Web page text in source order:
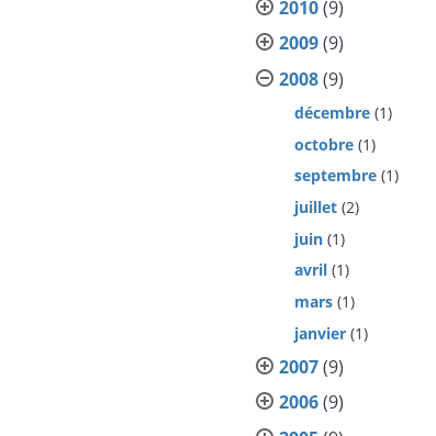
2010(9)
2009(9)
2008(9)
décembre (1)
octobre (1)
septembre (1)
juillet (2)
juin (1)
avril (1)
mars (1)
janvier (1)
2007(9)
2006(9)